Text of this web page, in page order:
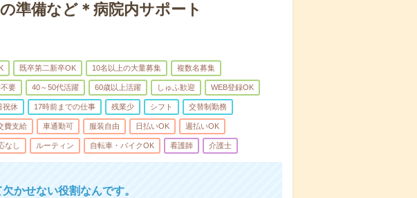
準備など＊病院内サポート
既卒第二新卒OK 10名以上の大量募集 複数名募集
要 40～50代活躍 60歳以上活躍 しゅふ歓迎 WEB登録OK
祝休 17時前までの仕事 残業少 シフト 交替制勤務
費支給 車通勤可 服装自由 日払いOK 週払いOK
なし ルーティン 自転車・バイクOK 看護師 介護士
かせない役割なんです。